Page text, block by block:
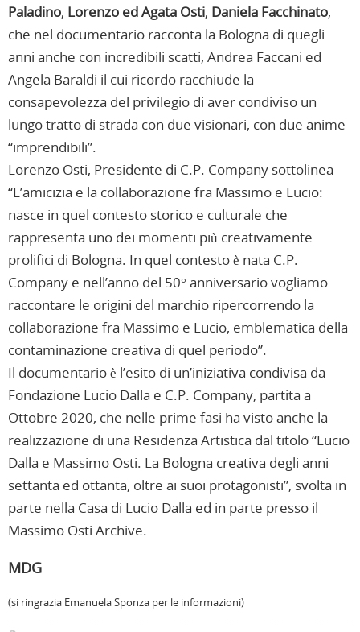
Paladino, Lorenzo ed Agata Osti, Daniela Facchinato,
che nel documentario racconta la Bologna di quegli
anni anche con incredibili scatti, Andrea Faccani ed
Angela Baraldi il cui ricordo racchiude la
consapevolezza del privilegio di aver condiviso un
lungo tratto di strada con due visionari, con due anime
“imprendibili”.
Lorenzo Osti, Presidente di C.P. Company sottolinea
“L’amicizia e la collaborazione fra Massimo e Lucio:
nasce in quel contesto storico e culturale che
rappresenta uno dei momenti più creativamente
prolifici di Bologna. In quel contesto è nata C.P.
Company e nell’anno del 50° anniversario vogliamo
raccontare le origini del marchio ripercorrendo la
collaborazione fra Massimo e Lucio, emblematica della
contaminazione creativa di quel periodo”.
Il documentario è l’esito di un’iniziativa condivisa da
Fondazione Lucio Dalla e C.P. Company, partita a
Ottobre 2020, che nelle prime fasi ha visto anche la
realizzazione di una Residenza Artistica dal titolo “Lucio
Dalla e Massimo Osti. La Bologna creativa degli anni
settanta ed ottanta, oltre ai suoi protagonisti”, svolta in
parte nella Casa di Lucio Dalla ed in parte presso il
Massimo Osti Archive.
MDG
(si ringrazia Emanuela Sponza per le informazioni)